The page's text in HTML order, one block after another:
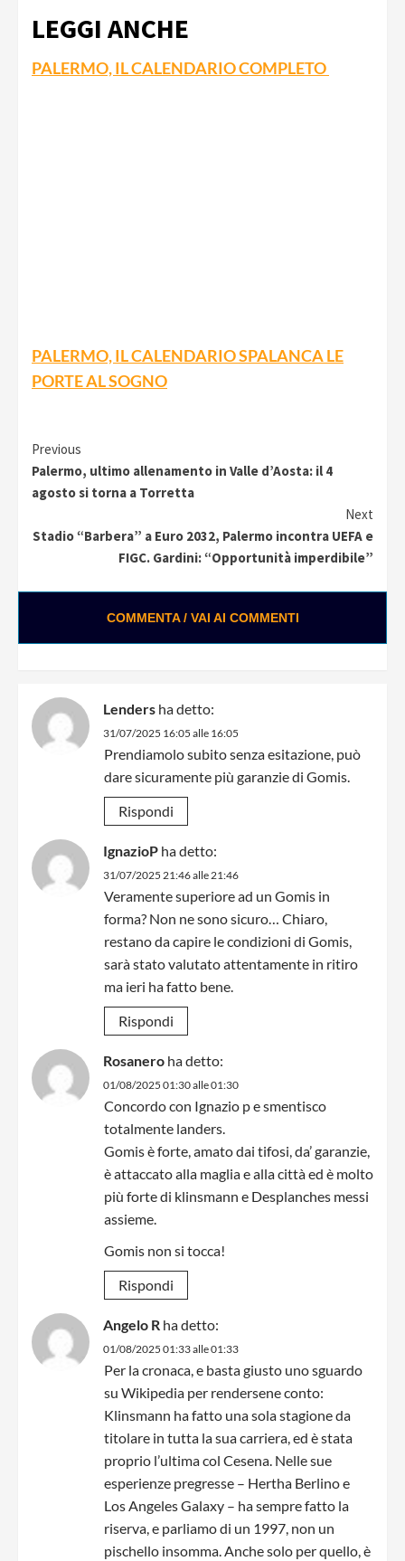
LEGGI ANCHE
PALERMO, IL CALENDARIO COMPLETO
PALERMO, IL CALENDARIO SPALANCA LE
PORTE AL SOGNO
Continue
Reading
Previous
Palermo, ultimo allenamento in Valle d’Aosta: il 4
agosto si torna a Torretta
Next
Stadio “Barbera” a Euro 2032, Palermo incontra UEFA e
FIGC. Gardini: “Opportunità imperdibile”
COMMENTA / VAI AI COMMENTI
Lenders ha detto:
31/07/2025 16:05 alle 16:05
Prendiamolo subito senza esitazione, può
dare sicuramente più garanzie di Gomis.
Rispondi
IgnazioP ha detto:
31/07/2025 21:46 alle 21:46
Veramente superiore ad un Gomis in
forma? Non ne sono sicuro… Chiaro,
restano da capire le condizioni di Gomis,
sarà stato valutato attentamente in ritiro
ma ieri ha fatto bene.
Rispondi
Rosanero ha detto:
01/08/2025 01:30 alle 01:30
Concordo con Ignazio p e smentisco
totalmente landers.
Gomis è forte, amato dai tifosi, da’ garanzie,
è attaccato alla maglia e alla città ed è molto
più forte di klinsmann e Desplanches messi
assieme.
Gomis non si tocca!
Rispondi
Angelo R ha detto:
01/08/2025 01:33 alle 01:33
Per la cronaca, e basta giusto uno sguardo
su Wikipedia per rendersene conto:
Klinsmann ha fatto una sola stagione da
titolare in tutta la sua carriera, ed è stata
proprio l’ultima col Cesena. Nelle sue
esperienze pregresse – Hertha Berlino e
Los Angeles Galaxy – ha sempre fatto la
riserva, e parliamo di un 1997, non un
pischello insomma. Anche solo per quello, è